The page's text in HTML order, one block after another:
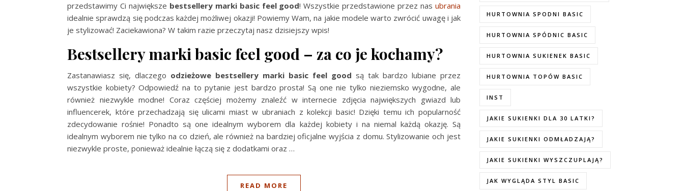
przedstawimy Ci największe bestsellery marki basic feel good! Wszystkie przedstawione przez nasubrania
idealnie sprawdzą się podczas każdej możliwej okazji! Powiemy Wam, na jakie modele warto zwrócić uwagę i jak
je stylizować! Zaciekawiona? W takim razie przeczytaj nasz dzisiejszy wpis!
Bestsellery marki basic feel good – za co je kochamy?
Zastanawiasz się, dlaczego odzieżowe bestsellery marki basic feel good są tak bardzo lubiane przez
wszystkie kobiety? Odpowiedź na to pytanie jest bardzo prosta! Są one nie tylko nieziemsko wygodne, ale
również niezwykle modne! Coraz częściej możemy znaleźć w internecie zdjęcia największych gwiazd lub
influencerek, które przechadzają się ulicami miast w ubraniach z kolekcji basic! Dzięki temu ich popularność
zdecydowanie rośnie! Ponadto są one idealnym wyborem dla każdej kobiety i na niemal każdą okazję. Są
idealnym wyborem nie tylko na co dzień, ale również na bardziej oficjalne wyjścia z domu. Stylizowanie och jest
niezwykle proste, ponieważ idealnie łączą się z dodatkami oraz …
READ MORE
HURTOWNIA SPODNI BASIC
HURTOWNIA SPÓDNIC BASIC
HURTOWNIA SUKIENEK BASIC
HURTOWNIA TOPÓW BASIC
INST
JAKIE SUKIENKI DLA 30 LATKI?
JAKIE SUKIENKI ODMŁADZAJĄ?
JAKIE SUKIENKI WYSZCZUPLAJĄ?
JAK WYGLĄDA STYL BASIC